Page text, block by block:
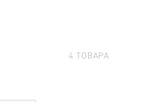
4ТОВАРА